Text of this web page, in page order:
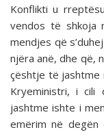
Konflikti u
vendos të shkoja
mendjes që
njëra anë, dhe që,
çështje të jashtme
Kryeministri, i
jashtme ishte i
emërim në